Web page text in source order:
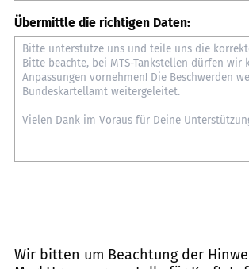
Übermittle die richtigen Daten:
Wir bitten um Beachtung der